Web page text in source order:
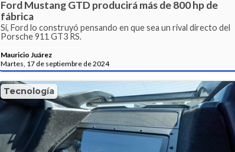
Ford Mustang GTD producirá más de 800 hp de
fábrica
Sí, Ford lo construyó pensando en que sea un rival directo del
Porsche 911 GT3 RS.
Mauricio Juárez
Martes, 17 de septiembre de 2024
Tecnología